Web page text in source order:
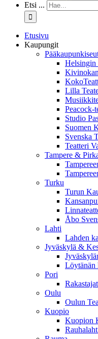
Etsi ...
Etusivu
Kaupungit
Helsingin
Lilla
Peacock-
Studio
Suomen
Svenska
Teatteri
Tampere &
Turku
Turun
Åbo
Lahti
Lahden
Jyväskylä &
Löytänän
Pori
Oulu
Oulun
Kuopio
Kuopion